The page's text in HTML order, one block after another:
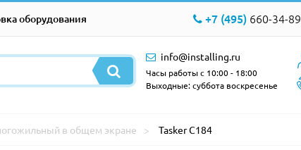
оборудования +7 (495) 660-34-89
info@installing.ru
Часы работы с 10:00 - 18:00
Выходные: суббота воскресенье
в общем экране Tasker C184